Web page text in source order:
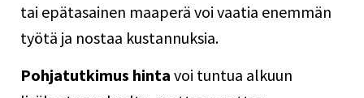
tai epätasainen maaperä voi vaatia enemmän
työtä ja nostaa kustannuksia.
Pohjatutkimus hinta voi tuntua alkuun